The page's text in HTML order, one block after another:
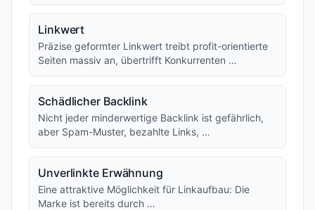
Linkwert
Präzise geformter Linkwert treibt profit-orientierte
Seiten massiv an, übertrifft Konkurrenten …
Schädlicher Backlink
Nicht jeder minderwertige Backlink ist gefährlich,
aber Spam-Muster, bezahlte Links, …
Unverlinkte Erwähnung
Eine attraktive Möglichkeit für Linkaufbau: Die
Marke ist bereits durch …